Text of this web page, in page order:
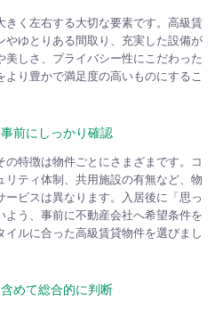
きく左右する大切な要素です。高級賃
やゆとりある間取り、充実した設備が
美しさ、プライバシー性にこだわった
り豊かで満足度の高いものにするこ
前にしっかり確認
特徴は物件ごとにさまざまです。コ
リティ体制、共用施設の有無など、物
ビスは異なります。入居後に「思っ
よう、事前に不動産会社へ希望条件を
ルに合った高級賃貸物件を選びまし
めて総合的に判断